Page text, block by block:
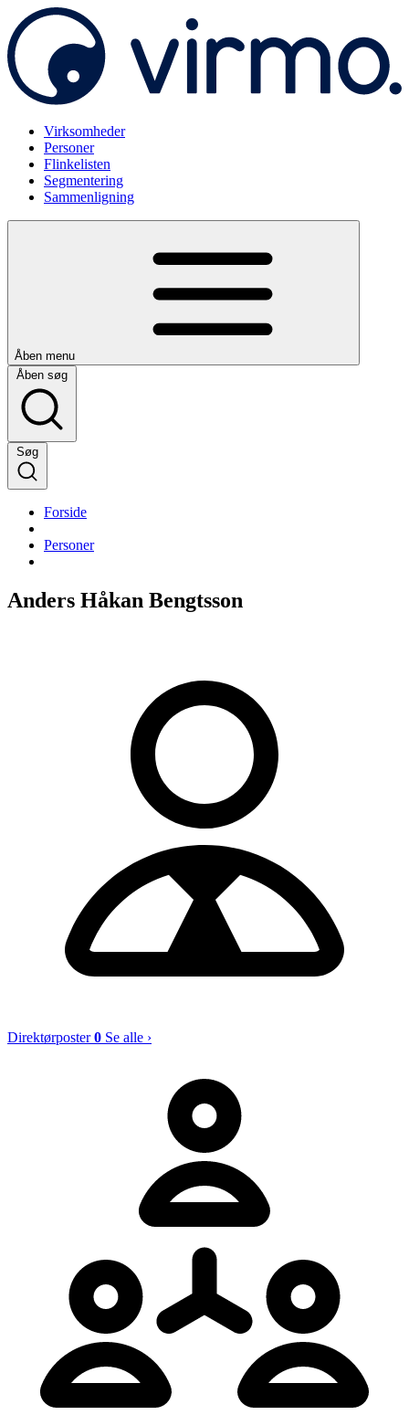
Virksomheder
Personer
Flinkelisten
Segmentering
Sammenligning
Åben menu
Åben søg
Søg
Forside
Personer
Anders Håkan Bengtsson
Direktørposter0 Se alle ›